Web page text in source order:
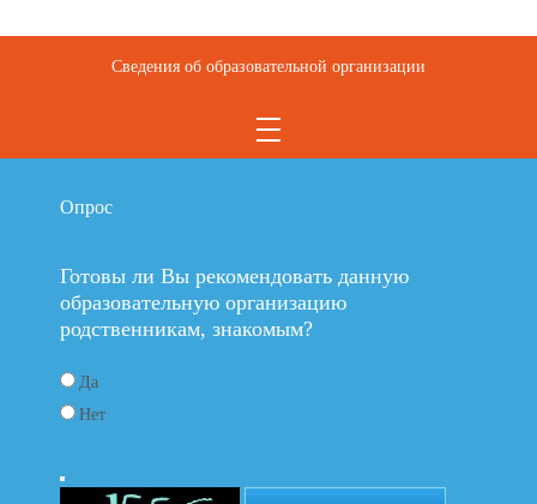
Сведения об образовательной организации
Опрос
Готовы ли Вы рекомендовать данную
образовательную организацию
родственникам, знакомым?
Да
Нет